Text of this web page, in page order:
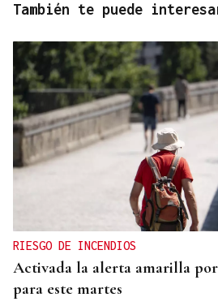
También te puede
RIESGO DE INCENDIOS
Activada la alerta amarilla
para este martes